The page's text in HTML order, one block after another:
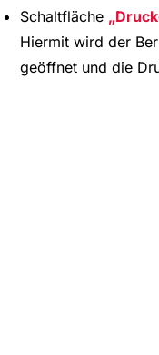
Schaltfläche
Hiermit wird der
geöffnet und die